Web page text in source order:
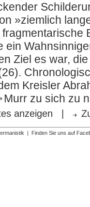
»ziemlich
ein
Ziel es war,
Kreisler
Murr zu sich zu
anzeigen
| Finden Sie uns auf